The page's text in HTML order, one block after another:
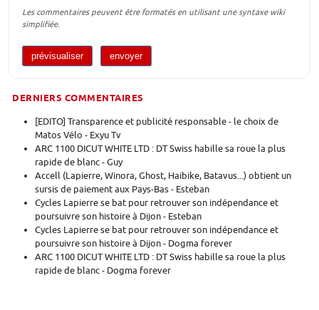
Les commentaires peuvent être formatés en utilisant une syntaxe wiki
simplifiée.
DERNIERS COMMENTAIRES
[EDITO] Transparence et publicité responsable - le choix de
Matos Vélo - Exyu Tv
ARC 1100 DICUT WHITE LTD : DT Swiss habille sa roue la plus
rapide de blanc - Guy
Accell (Lapierre, Winora, Ghost, Haibike, Batavus...) obtient un
sursis de paiement aux Pays-Bas - Esteban
Cycles Lapierre se bat pour retrouver son indépendance et
poursuivre son histoire à Dijon - Esteban
Cycles Lapierre se bat pour retrouver son indépendance et
poursuivre son histoire à Dijon - Dogma forever
ARC 1100 DICUT WHITE LTD : DT Swiss habille sa roue la plus
rapide de blanc - Dogma forever